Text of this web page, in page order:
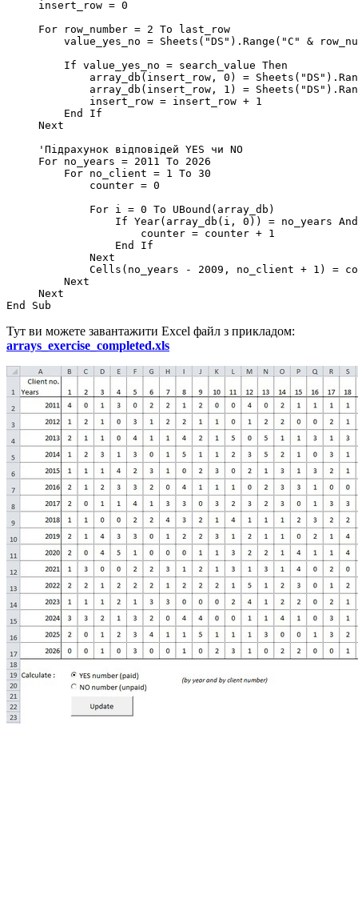
     insert_row = 0
     For row_number = 2 To last_row
value_yes_no = Sheets("DS").Range("C" &
         If value_yes_no = search_value Then
array_db(insert_row, 0) =
array_db(insert_row, 1) =
             insert_row = insert_row + 1
         End If
     Next
     'Підрахунок відповідей YES чи NO
     For no_years = 2011 To 2026
         For no_client = 1 To 30
             counter = 0
             For i = 0 To UBound(array_db)
If Year(array_db(i, 0)) = no_years
                     counter = counter + 1
                 End If
             Next
Cells(no_years - 2009, no_client + 1) =
         Next
     Next
Тут ви можете завантажити Excel файл з прикладом:
arrays_exercise_completed.xls